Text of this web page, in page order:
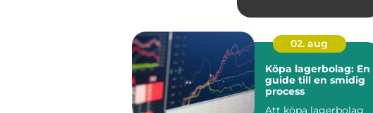
02. aug
Köpa lagerbolag: En
guide till en smidig
process
Att köpa lagerbolag